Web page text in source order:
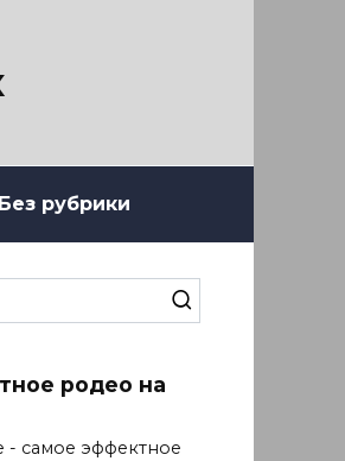
Без рубрики
родео на
- самое эффектное